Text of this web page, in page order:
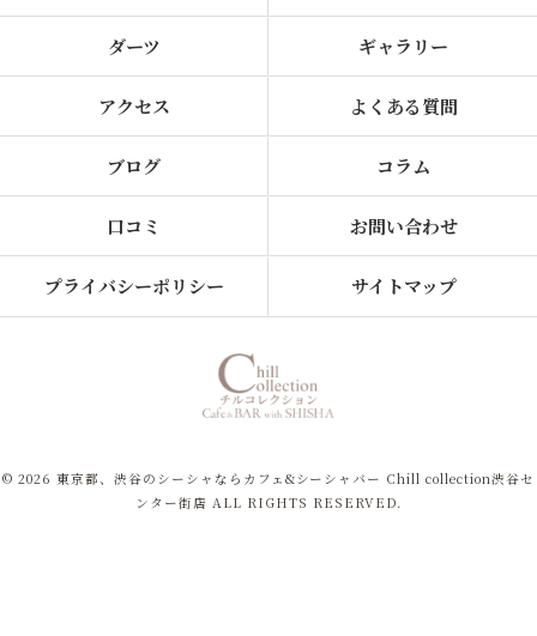
ダーツ ギャラリー
アクセス よくある質問
ブログ コラム
口コミ お問い合わせ
プライバシーポリシー サイトマップ
© 2026 東京都、渋谷のシーシャならカフェ&シーシャバー Chill collection渋谷セ
ンター街店 ALL RIGHTS RESERVED.